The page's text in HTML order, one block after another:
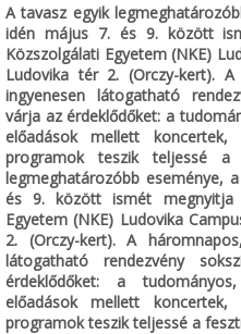
A tavasz egyik
idén május 7. és 9. között
Közszolgálati Egyetem (NKE)
Ludovika tér 2. (Orczy-kert).
ingyenesen látogatható
várja az érdeklődőket: a
előadások mellett
programok teszik teljessé a
legmeghatározóbb eseménye,
és 9. között ismét megnyitja
Egyetem (NKE) Ludovika
2. (Orczy-kert). A
látogatható rendezvény
érdeklődőket: a
előadások mellett
programok teszik teljessé a